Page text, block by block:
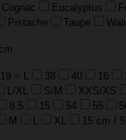
Cognac Eucalyptus
Pistache Taupe
19 = L 38 40 16
L/XL S/M XXS/XS
8.5 15 54 55
M L XL
15 cm /